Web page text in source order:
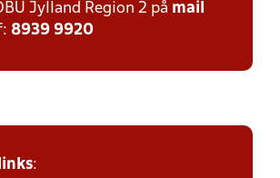
Jylland Region 2 på mail
8939 9920
: